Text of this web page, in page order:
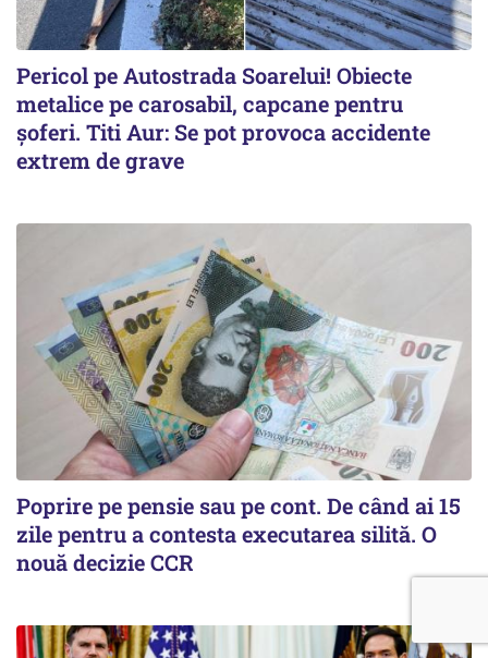
Pericol pe Autostrada Soarelui! Obiecte
metalice pe carosabil, capcane pentru
șoferi. Titi Aur: Se pot provoca accidente
extrem de grave
Poprire pe pensie sau pe cont. De când ai 15
zile pentru a contesta executarea silită. O
nouă decizie CCR